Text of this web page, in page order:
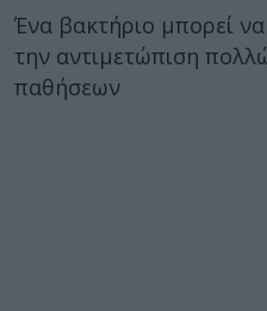
Ένα βακτήριο μπορεί να
την αντιμετώπιση
παθήσεων